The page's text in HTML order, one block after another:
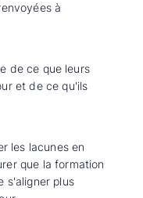
à
de ce que leurs
et de ce qu'ils
les lacunes en
que la formation
s'aligner plus